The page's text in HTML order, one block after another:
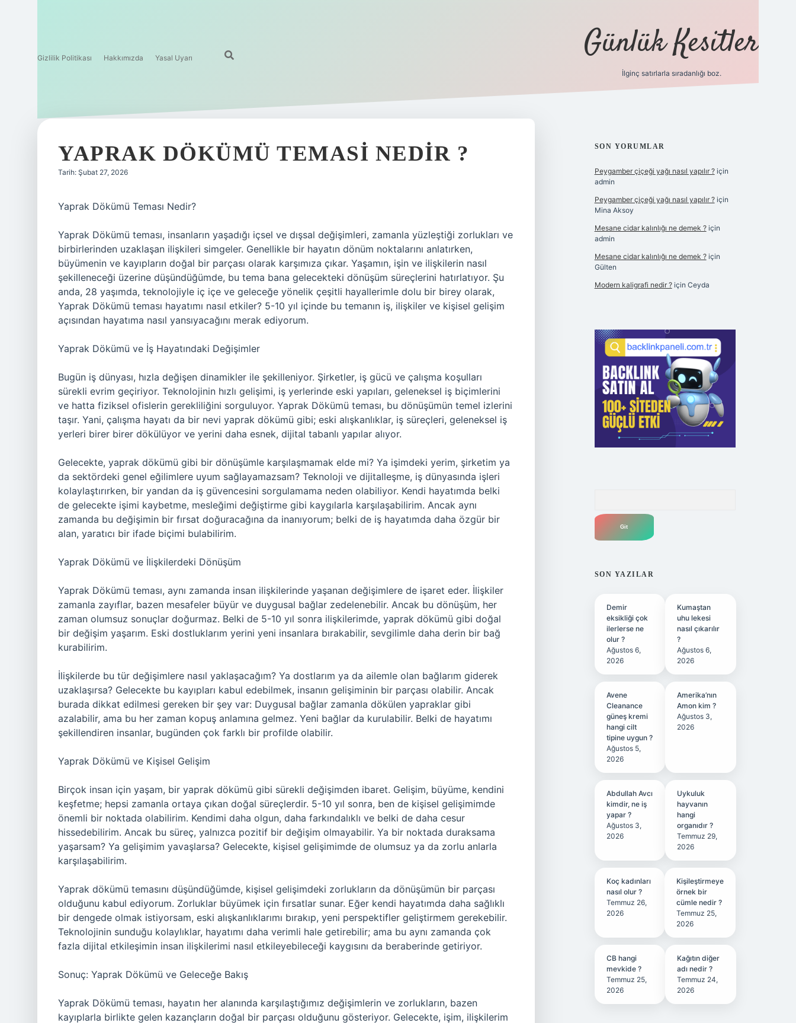
Gizlilik Politikası Hakkımızda Yasal Uyarı Günlük Kesitler
İlginç satırlarla sıradanlığı boz.
YAPRAK DÖKÜMÜ TEMASI NEDIR ?
Tarih: Şubat 27, 2026
Yaprak Dökümü Teması Nedir?
Yaprak Dökümü teması, insanların yaşadığı içsel ve dışsal değişimleri, zamanla yüzleştiği zorlukları ve
birbirlerinden uzaklaşan ilişkileri simgeler. Genellikle bir hayatın dönüm noktalarını anlatırken,
büyümenin ve kayıpların doğal bir parçası olarak karşımıza çıkar. Yaşamın, işin ve ilişkilerin nasıl
şekilleneceği üzerine düşündüğümde, bu tema bana gelecekteki dönüşüm süreçlerini hatırlatıyor. Şu
anda, 28 yaşımda, teknolojiyle iç içe ve geleceğe yönelik çeşitli hayallerimle dolu bir birey olarak,
Yaprak Dökümü teması hayatımı nasıl etkiler? 5-10 yıl içinde bu temanın iş, ilişkiler ve kişisel gelişim
açısından hayatıma nasıl yansıyacağını merak ediyorum.
Yaprak Dökümü ve İş Hayatındaki Değişimler
Bugün iş dünyası, hızla değişen dinamikler ile şekilleniyor. Şirketler, iş gücü ve çalışma koşulları
sürekli evrim geçiriyor. Teknolojinin hızlı gelişimi, iş yerlerinde eski yapıları, geleneksel iş biçimlerini
ve hatta fiziksel ofislerin gerekliliğini sorguluyor. Yaprak Dökümü teması, bu dönüşümün temel izlerini
taşır. Yani, çalışma hayatı da bir nevi yaprak dökümü gibi; eski alışkanlıklar, iş süreçleri, geleneksel iş
yerleri birer birer dökülüyor ve yerini daha esnek, dijital tabanlı yapılar alıyor.
Gelecekte, yaprak dökümü gibi bir dönüşümle karşılaşmamak elde mi? Ya işimdeki yerim, şirketim ya
da sektördeki genel eğilimlere uyum sağlayamazsam? Teknoloji ve dijitalleşme, iş dünyasında işleri
kolaylaştırırken, bir yandan da iş güvencesini sorgulamama neden olabiliyor. Kendi hayatımda belki
de gelecekte işimi kaybetme, mesleğimi değiştirme gibi kaygılarla karşılaşabilirim. Ancak aynı
zamanda bu değişimin bir fırsat doğuracağına da inanıyorum; belki de iş hayatımda daha özgür bir
alan, yaratıcı bir ifade biçimi bulabilirim.
Yaprak Dökümü ve İlişkilerdeki Dönüşüm
Yaprak Dökümü teması, aynı zamanda insan ilişkilerinde yaşanan değişimlere de işaret eder. İlişkiler
zamanla zayıflar, bazen mesafeler büyür ve duygusal bağlar zedelenebilir. Ancak bu dönüşüm, her
zaman olumsuz sonuçlar doğurmaz. Belki de 5-10 yıl sonra ilişkilerimde, yaprak dökümü gibi doğal
bir değişim yaşarım. Eski dostluklarım yerini yeni insanlara bırakabilir, sevgilimle daha derin bir bağ
kurabilirim.
İlişkilerde bu tür değişimlere nasıl yaklaşacağım? Ya dostlarım ya da ailemle olan bağlarım giderek
uzaklaşırsa? Gelecekte bu kayıpları kabul edebilmek, insanın gelişiminin bir parçası olabilir. Ancak
burada dikkat edilmesi gereken bir şey var: Duygusal bağlar zamanla dökülen yapraklar gibi
azalabilir, ama bu her zaman kopuş anlamına gelmez. Yeni bağlar da kurulabilir. Belki de hayatımı
şekillendiren insanlar, bugünden çok farklı bir profilde olabilir.
Yaprak Dökümü ve Kişisel Gelişim
Birçok insan için yaşam, bir yaprak dökümü gibi sürekli değişimden ibaret. Gelişim, büyüme, kendini
keşfetme; hepsi zamanla ortaya çıkan doğal süreçlerdir. 5-10 yıl sonra, ben de kişisel gelişimimde
önemli bir noktada olabilirim. Kendimi daha olgun, daha farkındalıklı ve belki de daha cesur
hissedebilirim. Ancak bu süreç, yalnızca pozitif bir değişim olmayabilir. Ya bir noktada duraksama
yaşarsam? Ya gelişimim yavaşlarsa? Gelecekte, kişisel gelişimimde de olumsuz ya da zorlu anlarla
karşılaşabilirim.
Yaprak dökümü temasını düşündüğümde, kişisel gelişimdeki zorlukların da dönüşümün bir parçası
olduğunu kabul ediyorum. Zorluklar büyümek için fırsatlar sunar. Eğer kendi hayatımda daha sağlıklı
bir dengede olmak istiyorsam, eski alışkanlıklarımı bırakıp, yeni perspektifler geliştirmem gerekebilir.
Teknolojinin sunduğu kolaylıklar, hayatımı daha verimli hale getirebilir; ama bu aynı zamanda çok
fazla dijital etkileşimin insan ilişkilerimi nasıl etkileyebileceği kaygısını da beraberinde getiriyor.
Sonuç: Yaprak Dökümü ve Geleceğe Bakış
Yaprak Dökümü teması, hayatın her alanında karşılaştığımız değişimlerin ve zorlukların, bazen
kayıplarla birlikte gelen kazançların doğal bir parçası olduğunu gösteriyor. Gelecekte, işim, ilişkilerim
SIDEBAR
SON YORUMLAR
Peygamber çiçeği yağı nasıl yapılır ?için
admin
Peygamber çiçeği yağı nasıl yapılır ?için
Mina Aksoy
Mesane cidar kalınlığı ne demek ?için
admin
Mesane cidar kalınlığı ne demek ?için
Gülten
Modern kaligrafi nedir ?için Ceyda
SON YAZILAR
Demir
eksikliği çok
ilerlerse ne
olur ?
Ağustos 6,
2026
Kumaştan
uhu lekesi
nasıl çıkarılır
?
Ağustos 6,
2026
Avene
Cleanance
güneş kremi
hangi cilt
tipine uygun ?
Ağustos 5,
2026
Amerika’nın
Amon kim ?
Ağustos 3,
2026
Abdullah Avcı
kimdir, ne iş
yapar ?
Ağustos 3,
2026
Uykuluk
hayvanın
hangi
organıdır ?
Temmuz 29,
2026
Koç kadınları
nasıl olur ?
Temmuz 26,
2026
Kişileştirmeye
örnek bir
cümle nedir ?
Temmuz 25,
2026
CB hangi
mevkide ?
Temmuz 25,
2026
Kağıtın diğer
adı nedir ?
Temmuz 24,
2026